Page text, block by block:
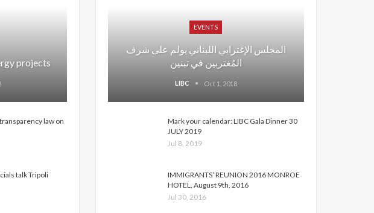
projects
law on
talk Tripoli
EVENTS
المجلس الإغترابي اللبناني يولم على شرف
المُغتربين في تبنين
LIBC Oct 1, 2018
Mark your calendar: LIBC Gala Dinner 30
JULY 2019
Jul 8, 2019
IMMIGRANTS’ REUNION 2016 MONROE
HOTEL, August 9th, 2016
Jul 30, 2016